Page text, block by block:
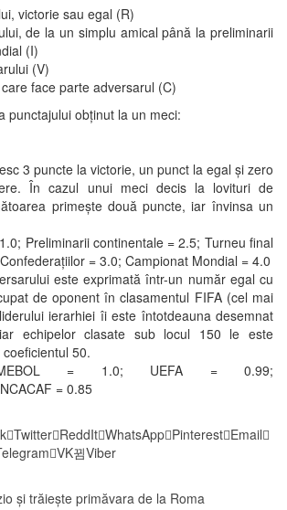
victorie sau egal (R)
de la un simplu amical până la preliminarii
(I)
(V)
face parte adversarul (C)
punctajului obținut la un meci:
3 puncte la victorie, un punct la egal și zero
În cazul unui meci decis la lovituri de
primește două puncte, iar învinsa un
Preliminarii continentale = 2.5; Turneu final
= 3.0; Campionat Mondial = 4.0
este exprimată într-un număr egal cu
de oponent în clasamentul FIFA (cel mai
ierarhiei îi este întotdeauna desemnat
echipelor clasate sub locul 150 le este
50.
= 1.0; UEFA = 0.99;
= 0.85
Twitter ReddIt WhatsApp Pinterest Email
VK
Viber
și trăiește primăvara de la Roma